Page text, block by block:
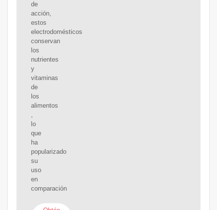
de
acción,
estos
electrodomésticos
conservan
los
nutrientes
y
vitaminas
de
los
alimentos
,
lo
que
ha
popularizado
su
uso
en
comparación